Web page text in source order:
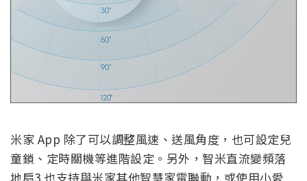
米家 App 除了可以調整風速、送風角度，也可設定兒
童鎖、定時關機等進階設定。另外，智米直流變頻落
地扇3 也支持與米家其他智慧家電聯動，或使用小愛